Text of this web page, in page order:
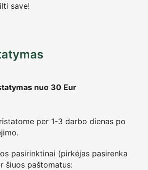
save!
nuo 30 Eur
per 1-3 darbo dienas po
pasirinktinai (pirkėjas pasirenka
šiuos paštomatus: